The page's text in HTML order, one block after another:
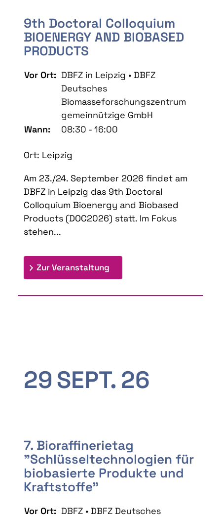
9th Doctoral Colloquium
BIOENERGY AND BIOBASED
PRODUCTS
Vor Ort: DBFZ in Leipzig • DBFZ
Deutsches
Biomasseforschungszentrum
gemeinnützige GmbH
Wann:
08:30 - 16:00
Ort: Leipzig
Am 23./24. September 2026 findet am
DBFZ in Leipzig das 9th Doctoral
Colloquium Bioenergy and Biobased
Products (DOC2026) statt. Im Fokus
stehen...
Zur Veranstaltung
29SEPT. 26
7. Bioraffinerietag
"Schlüsseltechnologien für
biobasierte Produkte und
Kraftstoffe"
Vor Ort: DBFZ • DBFZ Deutsches